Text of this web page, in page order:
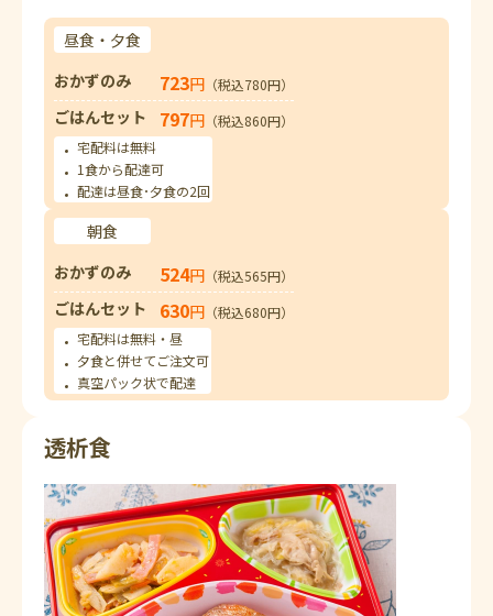
昼食・夕食
おかずのみ
723円 （税込780円）
ごはんセット 797円 （税込860円）
宅配料は無料
1食から配達可
配達は昼食･夕食の2回
朝食
おかずのみ
524円 （税込565円）
ごはんセット 630円 （税込680円）
宅配料は無料・昼
夕食と併せてご注文可
真空パック状で配達
透析食